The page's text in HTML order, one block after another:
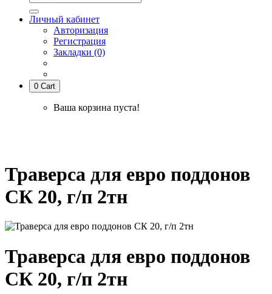
Личный кабинет
Авторизация
Регистрация
Закладки (0)
0 Cart
Ваша корзина пуста!
Траверса для евро поддонов
СК 20, г/п 2тн
Траверса для евро поддонов
СК 20, г/п 2тн